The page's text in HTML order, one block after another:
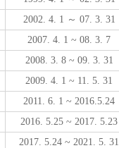
2002. 4. 1 ～ 07. 3. 31
2007. 4. 1 ~ 08. 3. 7
2008. 3. 8 ~ 09. 3. 31
2009. 4. 1 ~ 11. 5. 31
2011. 6. 1 ~ 2016.5.24
2016. 5.25 ~ 2017. 5.23
2017. 5.24 ~ 2021. 5. 31